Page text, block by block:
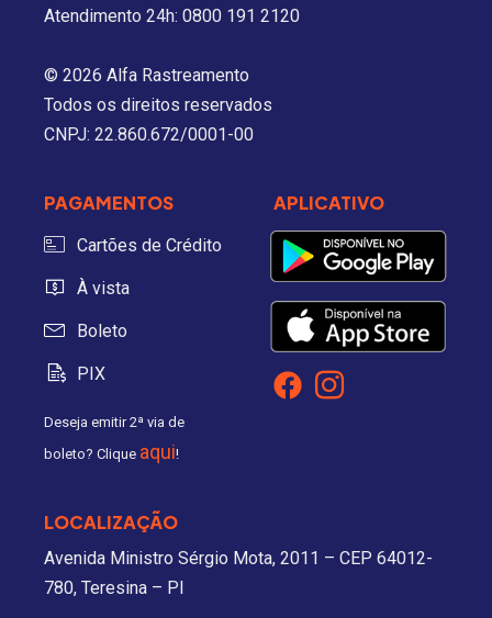
Atendimento 24h: 0800 191 2120
© 2026 Alfa Rastreamento
Todos os direitos reservados
CNPJ: 22.860.672/0001-00
PAGAMENTOS
Cartões de Crédito
À vista
Boleto
PIX
Deseja emitir 2ª via de
boleto? Clique aqui!
APLICATIVO
LOCALIZAÇÃO
Avenida Ministro Sérgio Mota, 2011 – CEP 64012-
780, Teresina – PI